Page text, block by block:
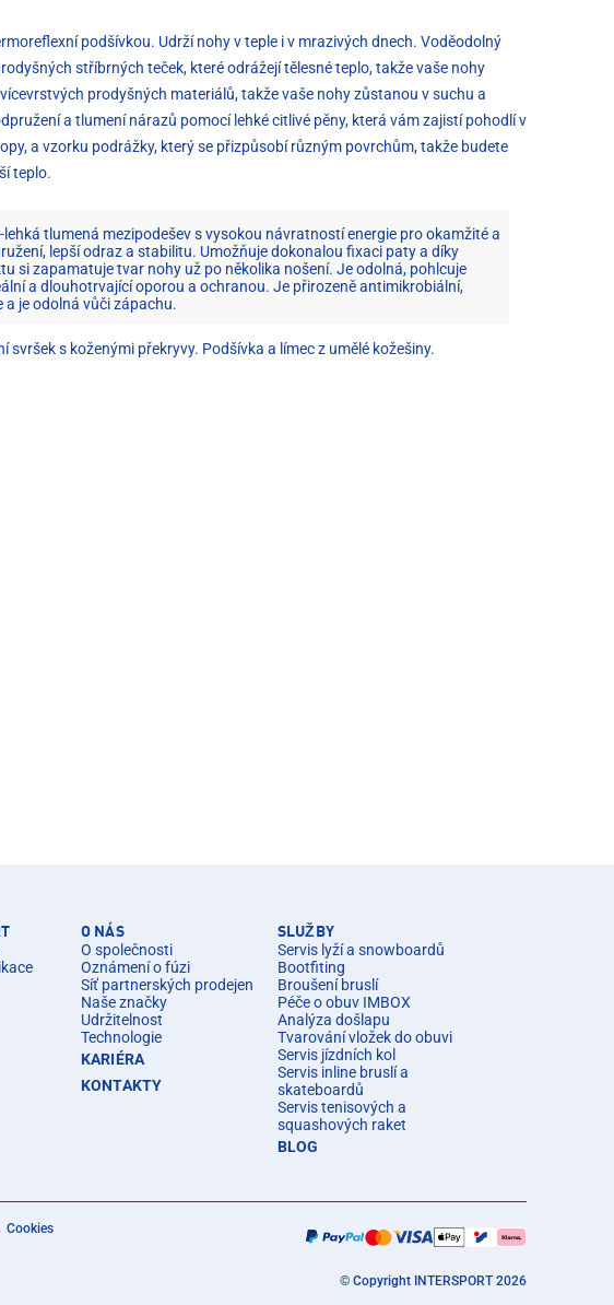
podšívkou. Udrží nohy v teple i v mrazivých dnech. Voděodolný
stříbrných teček, které odrážejí tělesné teplo, takže vaše nohy
prodyšných materiálů, takže vaše nohy zůstanou v suchu a
a tlumení nárazů pomocí lehké citlivé pěny, která vám zajistí pohodlí v
a vzorku podrážky, který se přizpůsobí různým povrchům, takže budete
teplo.
lehká tlumená mezipodešev s vysokou návratností energie pro okamžité a
lepší odraz a stabilitu. Umožňuje dokonalou fixaci paty a díky
si zapamatuje tvar nohy už po několika nošení. Je odolná, pohlcuje
a dlouhotrvající oporou a ochranou. Je přirozeně antimikrobiální,
a je odolná vůči zápachu.
svršek s koženými překryvy. Podšívka a límec z umělé kožešiny.
O NÁS
O společnosti
Oznámení o fúzi
Síť partnerských prodejen
Naše značky
Udržitelnost
Technologie
KARIÉRA
KONTAKTY
SLUŽBY
Servis lyží a snowboardů
Bootfiting
Broušení bruslí
Péče o obuv IMBOX
Analýza došlapu
Tvarování vložek do obuvi
Servis jízdních kol
Servis inline bruslí a
skateboardů
Servis tenisových a
squashových raket
BLOG
Cookies
© Copyright INTERSPORT 2026